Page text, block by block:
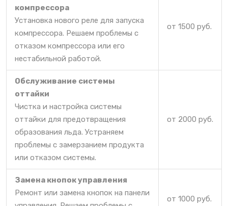
компрессора
Установка нового реле для запуска
компрессора. Решаем проблемы с
отказом компрессора или его
нестабильной работой.
от 1500 руб.
Обслуживание системы
оттайки
Чистка и настройка системы
оттайки для предотвращения
образования льда. Устраняем
проблемы с замерзанием продукта
или отказом системы.
от 2000 руб.
Замена кнопок управления
Ремонт или замена кнопок на панели
от 1000 руб.